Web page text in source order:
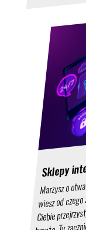
Sklepy
Marzysz o
wiesz od
Ciebie
branżę. Ty